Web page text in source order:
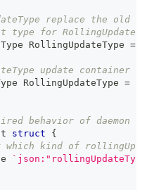
replace the old
for RollingUpdate.
RollingUpdateType
=
update
RollingUpdateType
=
behavior of daemon
struct
{
kind of